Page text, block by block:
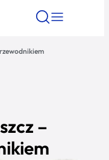
–